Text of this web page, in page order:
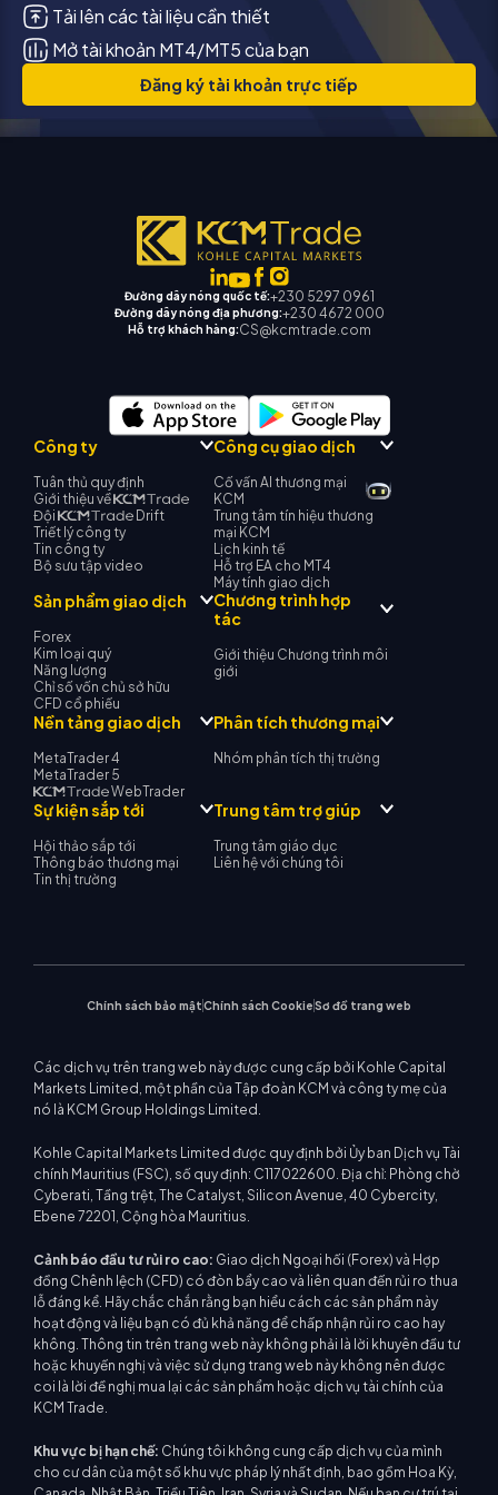
Tải lên các tài liệu cần thiết
Mở tài khoản MT4/MT5 của bạn
Đăng ký tài khoản trực tiếp
Đường dây nóng quốc tế:+230 5297 0961
Đường dây nóng địa phương:+230 4672 000
Hỗ trợ khách hàng:CS@kcmtrade.com
Công ty
Tuân thủ quy định
Giới thiệu về
Đội
Drift
Triết lý công ty
Tin công ty
Bộ sưu tập video
Công cụ giao dịch
Cố vấn AI thương mại
KCM
Trung tâm tín hiệu thương
mại KCM
Lịch kinh tế
Hỗ trợ EA cho MT4
Máy tính giao dịch
Sản phẩm giao dịch
Forex
Kim loại quý
Năng lượng
Chỉ số vốn chủ sở hữu
CFD cổ phiếu
Chương trình hợp
tác
Giới thiệu Chương trình môi
giới
Nền tảng giao dịch
MetaTrader 4
MetaTrader 5
WebTrader
Phân tích thương mại
Nhóm phân tích thị trường
Sự kiện sắp tới
Hội thảo sắp tới
Thông báo thương mại
Tin thị trường
Trung tâm trợ giúp
Trung tâm giáo dục
Liên hệ với chúng tôi
Chính sách bảo mậtChính sách CookieSơ đồ trang web
Các dịch vụ trên trang web này được cung cấp bởi Kohle Capital
Markets Limited, một phần của Tập đoàn KCM và công ty mẹ của
nó là KCM Group Holdings Limited.
Kohle Capital Markets Limited được quy định bởi Ủy ban Dịch vụ Tài
chính Mauritius (FSC), số quy định: C117022600. Địa chỉ: Phòng chờ
Cyberati, Tầng trệt, The Catalyst, Silicon Avenue, 40 Cybercity,
Ebene 72201, Cộng hòa Mauritius.
Cảnh báo đầu tư rủi ro cao: Giao dịch Ngoại hối (Forex) và Hợp
đồng Chênh lệch (CFD) có đòn bẩy cao và liên quan đến rủi ro thua
lỗ đáng kể. Hãy chắc chắn rằng bạn hiểu cách các sản phẩm này
hoạt động và liệu bạn có đủ khả năng để chấp nhận rủi ro cao hay
không. Thông tin trên trang web này không phải là lời khuyên đầu tư
hoặc khuyến nghị và việc sử dụng trang web này không nên được
coi là lời đề nghị mua lại các sản phẩm hoặc dịch vụ tài chính của
KCM Trade.
Khu vực bị hạn chế: Chúng tôi không cung cấp dịch vụ của mình
cho cư dân của một số khu vực pháp lý nhất định, bao gồm Hoa Kỳ,